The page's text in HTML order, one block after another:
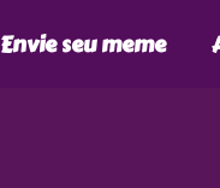
Envie seu meme